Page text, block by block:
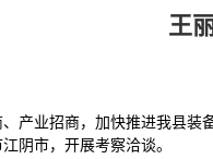
王
产业招商，加快推进我县装
阴市，开展考察洽谈。